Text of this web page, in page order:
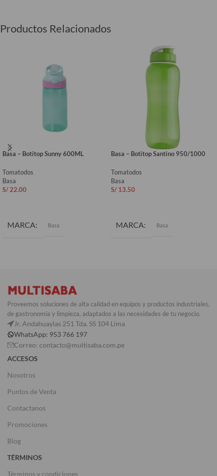
Productos Relacionados
Basa – Botitop Sunny 600ML
Tomatodos
Basa
S/ 22.00
MARCA Basa
Basa – Botitop Santino 950/1000
Tomatodos
Basa
S/ 13.50
MARCA Basa
Proveemos soluciones de alta calidad en equipos y productos industriales,
de gastronomía y limpieza, adaptados a las necesidades de tu negocio.
Jr. Andahuaylas 251 Tda. SS 104 Lima
WhatsApp: 953 766 197
Correo: contacto@multisaba.com.pe
ACCESOS
Nosotros
Puntos de Venta
Contactanos
Promociones
Blog
TÉRMINOS
Términos y condiciones